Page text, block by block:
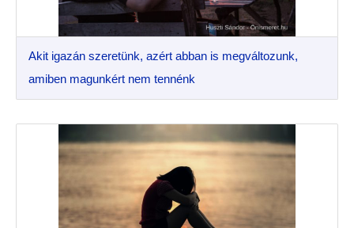
Akit igazán szeretünk, azért abban is megváltozunk,
amiben magunkért nem tennénk